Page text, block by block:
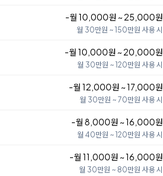
-월 10,000원 ~ 25,000원
월 30만원 ~ 150만원 사용 시
-월 10,000원 ~ 20,000원
월 30만원 ~ 120만원 사용 시
-월 12,000원 ~ 17,000원
월 30만원 ~ 70만원 사용 시
-월 8,000원 ~ 16,000원
월 40만원 ~ 120만원 사용 시
-월 11,000원 ~ 16,000원
월 30만원 ~ 80만원 사용 시